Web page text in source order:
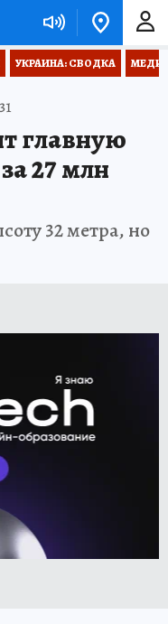
УКРАИНА: СВОДКА
главную
27 млн
32 метра, но